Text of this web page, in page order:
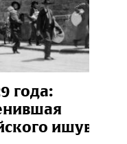
ишува